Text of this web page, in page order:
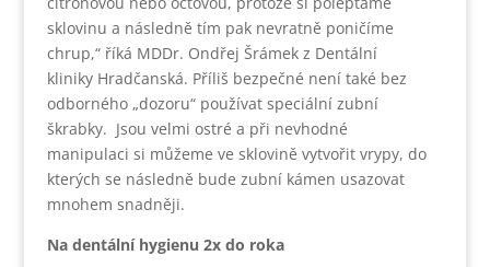
sklovinu a následně tím pak nevratně poničíme
chrup,“ říká MDDr. Ondřej Šrámek z Dentální
kliniky Hradčanská. Příliš bezpečné není také bez
odborného „dozoru“ používat speciální zubní
škrabky. Jsou velmi ostré a při nevhodné
manipulaci si můžeme ve sklovině vytvořit vrypy, do
kterých se následně bude zubní kámen usazovat
mnohem snadněji.
Na dentální hygienu 2x do roka